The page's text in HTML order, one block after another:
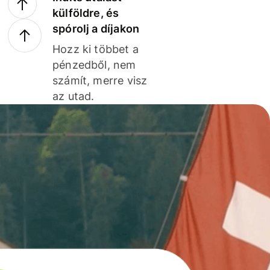
külföldre, és
spórolj a díjakon
Hozz ki többet a
pénzedből, nem
számít, merre visz
az utad.